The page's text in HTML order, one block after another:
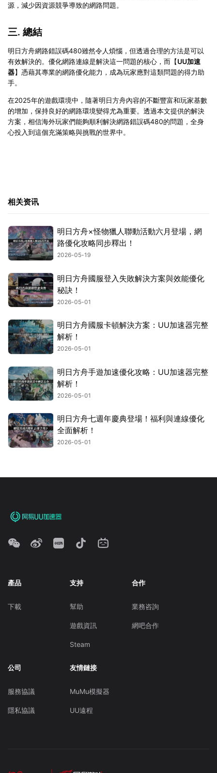
源，減少因資源競爭導致的網路問題。
三. 總結
明日方舟網路錯誤碼480雖然令人煩惱，但透過合理的方法是可以
有效解決的。優化網路連線是解決這一問題的核心，而【UU加速
器】憑藉其專業的網路優化能力，成為玩家應對這類問題的得力助
手。
在2025年的遊戲環境中，隨著明日方舟內容的不斷豐富和玩家基數
的增加，保持良好的網路環境變得尤為重要。透過本文提供的解決
方案，相信海外玩家們能夠順利解決網路錯誤碼480的問題，全身
心投入到這個充滿策略與挑戰的世界中。
相关资讯
明日方舟×怪物獵人聯動活動六月登場，網
路優化攻略同步釋出！
2026-05-19
明日方舟國服登入失敗解決方案與效能優化
秘訣！
2026-05-01
明日方舟國服卡頓解決方案：UU加速器完整
解析！
2026-05-01
明日方舟手遊加速優化攻略：UU加速器完整
解析！
2026-05-01
明日方舟七週年慶典登場！福利與連線優化
全面解析！
2026-05-01
產品
下載
支持
幫助
遊戲資訊
Steam
合作
業務咨詢
網吧合作
公司
服務協議
隱私協議
友情鏈接
MuMu模擬器
UU遠程